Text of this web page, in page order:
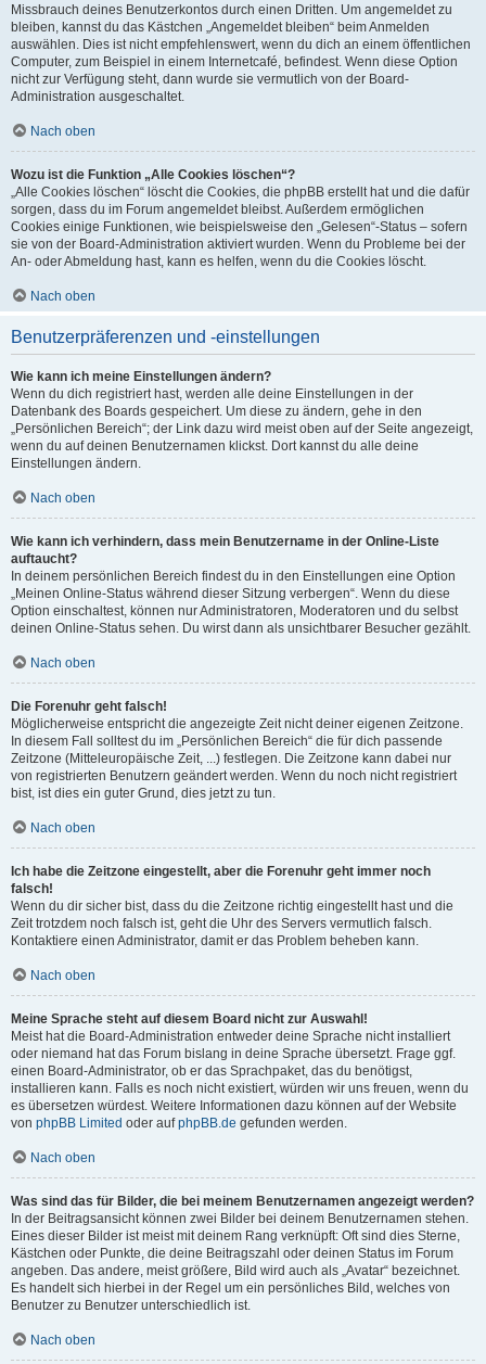
Missbrauch deines Benutzerkontos durch einen Dritten. Um angemeldet zu
bleiben, kannst du das Kästchen „Angemeldet bleiben“ beim Anmelden
auswählen. Dies ist nicht empfehlenswert, wenn du dich an einem öffentlichen
Computer, zum Beispiel in einem Internetcafé, befindest. Wenn diese Option
nicht zur Verfügung steht, dann wurde sie vermutlich von der Board-
Administration ausgeschaltet.
Nach oben
Wozu ist die Funktion „Alle Cookies löschen“?
„Alle Cookies löschen“ löscht die Cookies, die phpBB erstellt hat und die dafür
sorgen, dass du im Forum angemeldet bleibst. Außerdem ermöglichen
Cookies einige Funktionen, wie beispielsweise den „Gelesen“-Status – sofern
sie von der Board-Administration aktiviert wurden. Wenn du Probleme bei der
An- oder Abmeldung hast, kann es helfen, wenn du die Cookies löscht.
Nach oben
Benutzerpräferenzen und -einstellungen
Wie kann ich meine Einstellungen ändern?
Wenn du dich registriert hast, werden alle deine Einstellungen in der
Datenbank des Boards gespeichert. Um diese zu ändern, gehe in den
„Persönlichen Bereich“; der Link dazu wird meist oben auf der Seite angezeigt,
wenn du auf deinen Benutzernamen klickst. Dort kannst du alle deine
Einstellungen ändern.
Nach oben
Wie kann ich verhindern, dass mein Benutzername in der Online-Liste
auftaucht?
In deinem persönlichen Bereich findest du in den Einstellungen eine Option
„Meinen Online-Status während dieser Sitzung verbergen“. Wenn du diese
Option einschaltest, können nur Administratoren, Moderatoren und du selbst
deinen Online-Status sehen. Du wirst dann als unsichtbarer Besucher gezählt.
Nach oben
Die Forenuhr geht falsch!
Möglicherweise entspricht die angezeigte Zeit nicht deiner eigenen Zeitzone.
In diesem Fall solltest du im „Persönlichen Bereich“ die für dich passende
Zeitzone (Mitteleuropäische Zeit, ...) festlegen. Die Zeitzone kann dabei nur
von registrierten Benutzern geändert werden. Wenn du noch nicht registriert
bist, ist dies ein guter Grund, dies jetzt zu tun.
Nach oben
Ich habe die Zeitzone eingestellt, aber die Forenuhr geht immer noch
falsch!
Wenn du dir sicher bist, dass du die Zeitzone richtig eingestellt hast und die
Zeit trotzdem noch falsch ist, geht die Uhr des Servers vermutlich falsch.
Kontaktiere einen Administrator, damit er das Problem beheben kann.
Nach oben
Meine Sprache steht auf diesem Board nicht zur Auswahl!
Meist hat die Board-Administration entweder deine Sprache nicht installiert
oder niemand hat das Forum bislang in deine Sprache übersetzt. Frage ggf.
einen Board-Administrator, ob er das Sprachpaket, das du benötigst,
installieren kann. Falls es noch nicht existiert, würden wir uns freuen, wenn du
es übersetzen würdest. Weitere Informationen dazu können auf der Website
von phpBB Limited oder aufphpBB.de gefunden werden.
Nach oben
Was sind das für Bilder, die bei meinem Benutzernamen angezeigt werden?
In der Beitragsansicht können zwei Bilder bei deinem Benutzernamen stehen.
Eines dieser Bilder ist meist mit deinem Rang verknüpft: Oft sind dies Sterne,
Kästchen oder Punkte, die deine Beitragszahl oder deinen Status im Forum
angeben. Das andere, meist größere, Bild wird auch als „Avatar“ bezeichnet.
Es handelt sich hierbei in der Regel um ein persönliches Bild, welches von
Benutzer zu Benutzer unterschiedlich ist.
Nach oben